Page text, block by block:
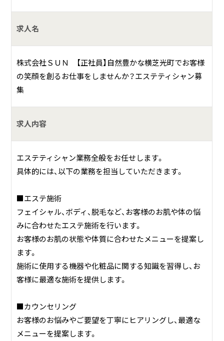
ています。施術を通して、お客様が心身ともにリフレッシュ
りがいです。
求人名
株式会社ＳＵＮ 【正社員】自然豊かな横芝光町でお客様
の笑顔を創るお仕事をしませんか？エステティシャン募
集
求人内容
エステティシャン業務全般をお任せします。
具体的には、以下の業務を担当していただきます。
■エステ施術
フェイシャル、ボディ、脱毛など、お客様のお肌や体の悩
みに合わせたエステ施術を行います。
お客様のお肌の状態や体質に合わせたメニューを提案し
ます。
施術に使用する機器や化粧品に関する知識を習得し、お
客様に最適な施術を提供します。
■カウンセリング
お客様のお悩みやご要望を丁寧にヒアリングし、最適な
メニューを提案します。